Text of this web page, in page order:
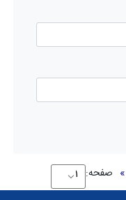
» صفحه: